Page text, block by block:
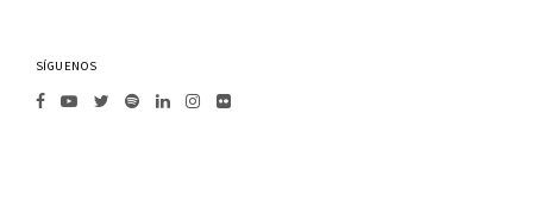
SÍGUENOS